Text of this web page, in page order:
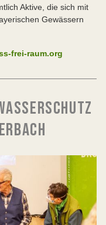
Aktive, die sich mit
Gewässern
frei-raum.org